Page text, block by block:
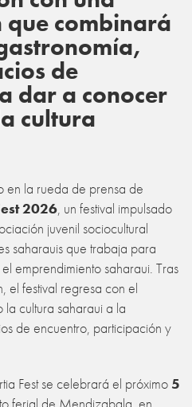
combinará
de
dar a conocer
cultura
en la rueda de prensa de
2026, un festival impulsado
juvenil sociocultural
saharauis que trabaja para
emprendimiento saharaui. Tras
el festival regresa con el
cultura saharaui a la
de encuentro, participación y
Fest se celebrará el próximo 5